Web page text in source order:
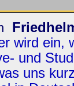
wird ein,
und
uns